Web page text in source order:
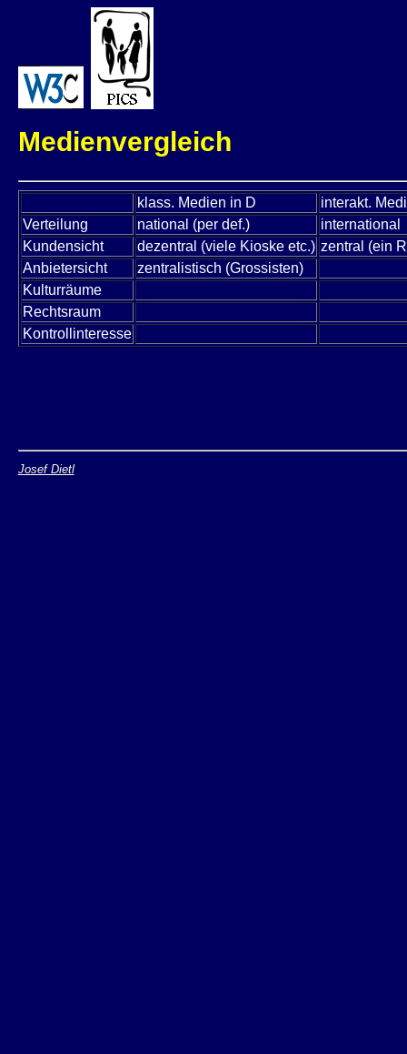
Medienvergleich
klass. Medien in D
interakt.
Verteilung
national (per def.)
international
Kundensicht
dezentral (viele Kioske etc.) zentral (ein
Anbietersicht
zentralistisch (Grossisten)
Kulturräume
Rechtsraum
Kontrollinteresse
Josef Dietl